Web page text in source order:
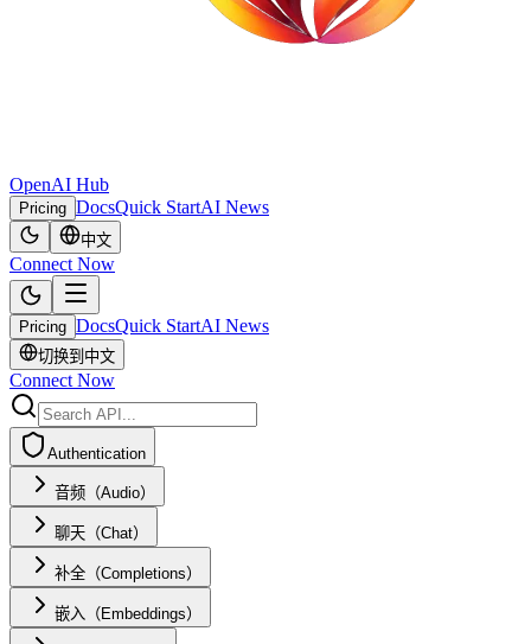
OpenAI Hub
Pricing DocsQuick StartAI News
中文
Connect Now
Pricing DocsQuick StartAI News
切换到中文
Connect Now
Authentication
音频（Audio）
聊天（Chat）
补全（Completions）
嵌入（Embeddings）